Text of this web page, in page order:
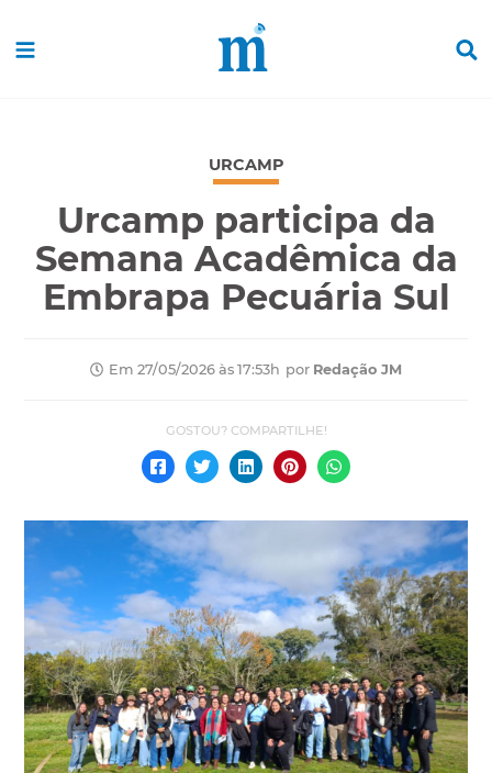
URCAMP
Urcamp participa da
Semana Acadêmica da
Embrapa Pecuária Sul
Em 27/05/2026 às 17:53h por Redação JM